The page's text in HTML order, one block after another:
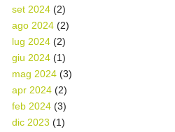
set 2024 (2)
ago 2024 (2)
lug 2024 (2)
giu 2024 (1)
mag 2024 (3)
apr 2024 (2)
feb 2024 (3)
dic 2023 (1)